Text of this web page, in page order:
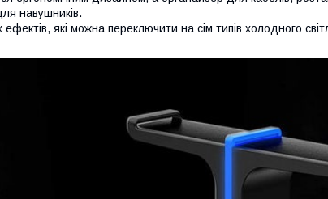
навушників.
ефектів, які можна переключити на сім типів холодного